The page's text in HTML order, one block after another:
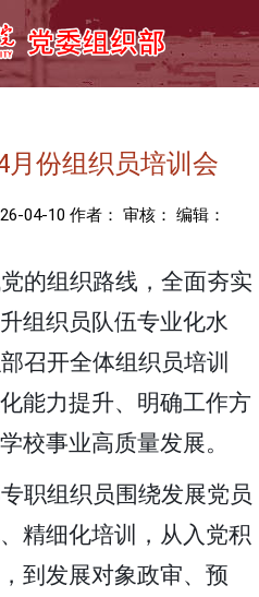
月份组织员培训会
04-10 作者： 审核： 编辑：
的组织路线，全面夯实
组织员队伍专业化水
召开全体组织员培训
能力提升、明确工作方
校事业高质量发展。
职组织员围绕发展党员
精细化培训，从入党积
到发展对象政审、预